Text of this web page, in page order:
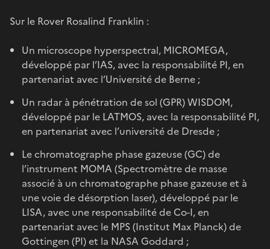
Sur le Rover Rosalind Franklin :
Un microscope hyperspectral, MICROMEGA,
développé par l’IAS, avec la responsabilité PI, en
partenariat avec l’Université de Berne ;
Un radar à pénétration de sol (GPR) WISDOM,
développé par le LATMOS, avec la responsabilité PI,
en partenariat avec l’université de Dresde ;
Le chromatographe phase gazeuse (GC) de
l’instrument MOMA (Spectromètre de masse
associé à un chromatographe phase gazeuse et à
une voie de désorption laser), développé par le
LISA, avec une responsabilité de Co-I, en
partenariat avec le MPS (Institut Max Planck) de
Gottingen (PI) et la NASA Goddard ;